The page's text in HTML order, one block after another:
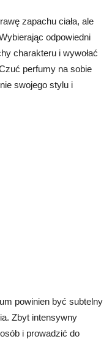
zapachu ciała, ale
odpowiedni
charakteru i wywołać
perfumy na sobie
swojego stylu i
powinien być subtelny
Zbyt intensywny
i prowadzić do